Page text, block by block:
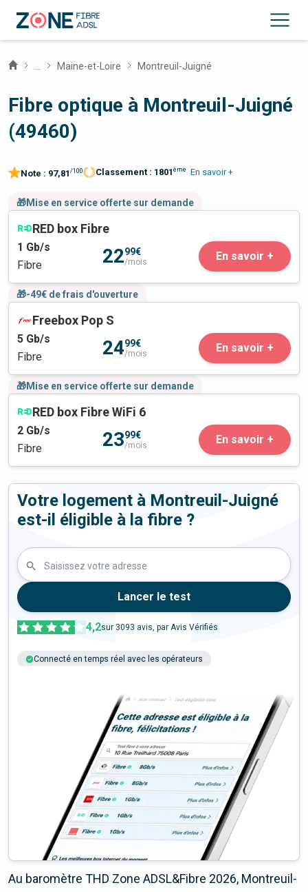
Maine-et-Loire Montreuil-Juigné
Fibre optique à Montreuil-Juigné
(49460)
Note : 97,81 /100 Classement : 1801 ème En savoir +
🎁Mise en service offerte sur demande
RED box Fibre
1 Gb/s
Fibre
2299€
/mois En savoir +
🎁-49€ de frais d'ouverture
Freebox Pop S
5 Gb/s
Fibre
2499€
/mois En savoir +
🎁Mise en service offerte sur demande
RED box Fibre WiFi 6
2 Gb/s
Fibre
2399€
/mois En savoir +
Votre logement à Montreuil-Juigné
est-il éligible à la fibre ?
Saisissez votre adresse
Lancer le test
4,2sur 3093 avis, par Avis Vérifiés
Connecté en temps réel avec les opérateurs
Au baromètre THD Zone ADSL&Fibre 2026, Montreuil-